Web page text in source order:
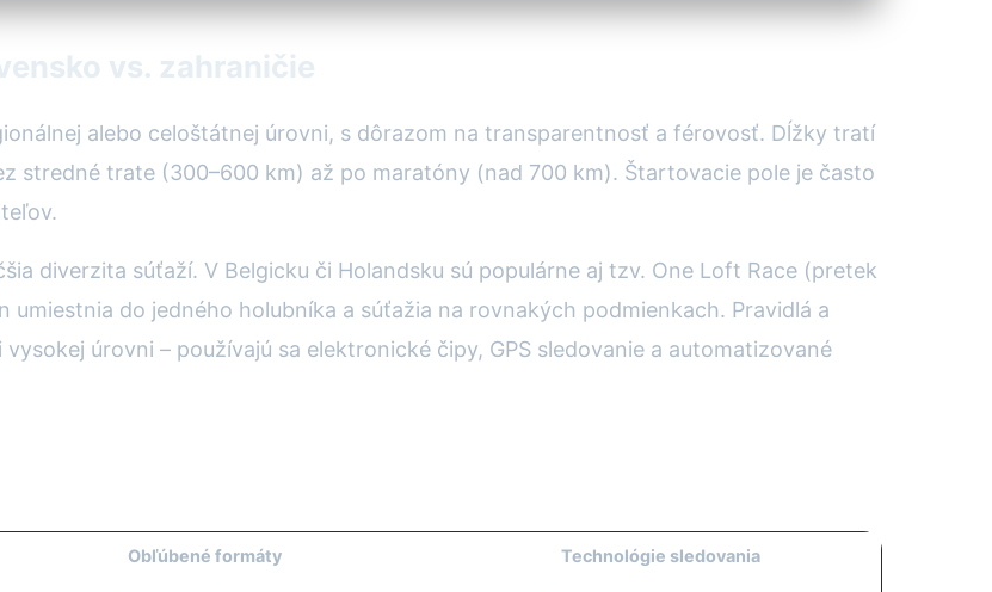
vs. zahraničie
alebo celoštátnej úrovni, s dôrazom na transparentnosť a férovosť. Dĺžky tratí
stredné trate (300–600 km) až po maratóny (nad 700 km). Štartovacie pole je často
diverzita súťaží. V Belgicku či Holandsku sú populárne aj tzv. One Loft Race (pretek
do jedného holubníka a súťažia na rovnakých podmienkach. Pravidlá a
úrovni – používajú sa elektronické čipy, GPS sledovanie a automatizované
Obľúbené formáty Technológie sledovania